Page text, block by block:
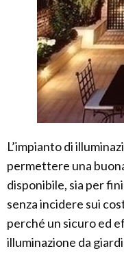
L’impianto di
permettere una
disponibile, sia per
senza incidere sui
perché un sicuro ed
illuminazione da